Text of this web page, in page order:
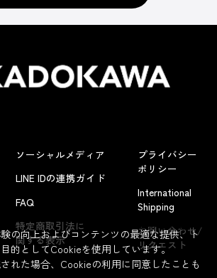
よくあるお問い合わせ
ソーシャルメディア
LINE IDの連携ガイド
FAQ
特定商取引法に
関する表示
プライバシー
ポリシー
International
Shipping
お問い合わせ/
リクエスト
の向上およびコンテンツの最適な提供、ト
的としてCookieを使用しています。
れた場合、Cookieの利用に同意したことも